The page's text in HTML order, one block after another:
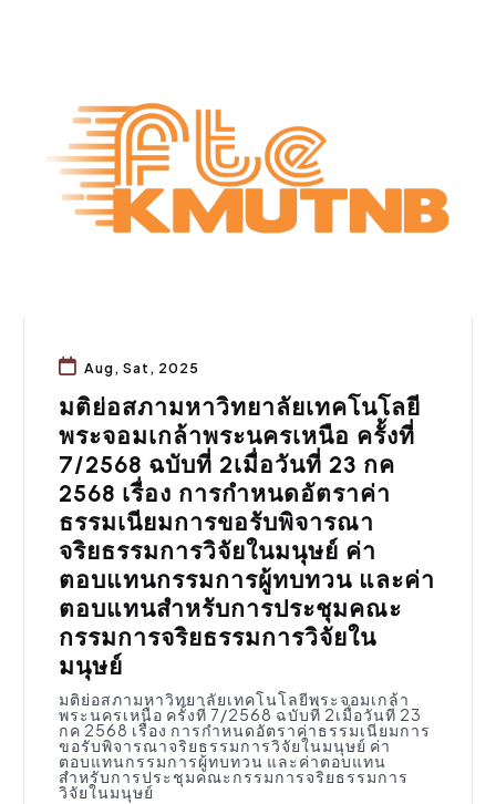
Aug, Sat, 2025
มติย่อสภามหาวิทยาลัยเทคโนโลยี
พระจอมเกล้าพระนครเหนือ ครั้งที่
7/2568 ฉบับที่ 2เมื่อวันที่ 23 กค
2568 เรื่อง การกำหนดอัตราค่า
ธรรมเนียมการขอรับพิจารณา
จริยธรรมการวิจัยในมนุษย์ ค่า
ตอบแทนกรรมการผู้ทบทวน และค่า
ตอบแทนสำหรับการประชุมคณะ
กรรมการจริยธรรมการวิจัยใน
มนุษย์
มติย่อสภามหาวิทยาลัยเทคโนโลยีพระจอมเกล้า
พระนครเหนือ ครั้งที่ 7/2568 ฉบับที่ 2เมื่อวันที่ 23
กค 2568 เรื่อง การกำหนดอัตราค่าธรรมเนียมการ
ขอรับพิจารณาจริยธรรมการวิจัยในมนุษย์ ค่า
ตอบแทนกรรมการผู้ทบทวน และค่าตอบแทน
สำหรับการประชุมคณะกรรมการจริยธรรมการ
วิจัยในมนุษย์